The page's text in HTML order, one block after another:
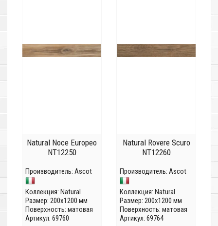
Natural Noce Europeo
NT12250
Производитель: Ascot
Коллекция: Natural
Размер: 200x1200 мм
Поверхность: матовая
Артикул: 69760
Natural Rovere Scuro
NT12260
Производитель: Ascot
Коллекция: Natural
Размер: 200x1200 мм
Поверхность: матовая
Артикул: 69764